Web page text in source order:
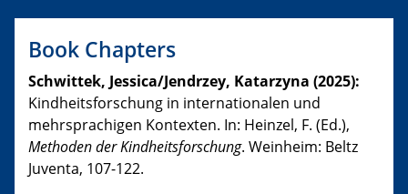
Book Chapters
Schwittek, Jessica/Jendrzey, Katarzyna (2025):
Kindheitsforschung in internationalen und
mehrsprachigen Kontexten. In: Heinzel, F. (Ed.),
Methoden der Kindheitsforschung. Weinheim: Beltz
Juventa, 107-122.